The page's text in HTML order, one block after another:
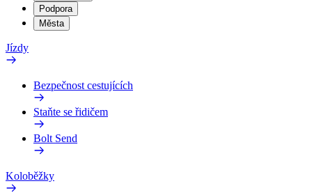
Podpora
Města
Jízdy
Bezpečnost cestujících
Staňte se řidičem
Bolt Send
Koloběžky